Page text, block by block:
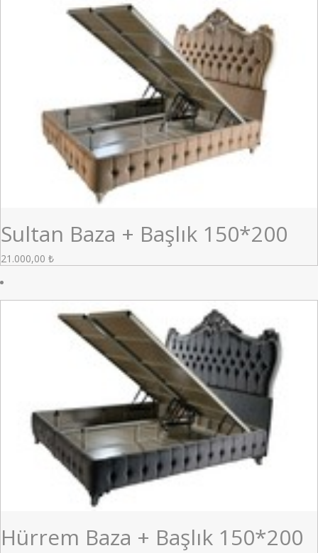
Sultan Baza + Başlık 150*200
21.000,00 ₺
Hürrem Baza + Başlık 150*200